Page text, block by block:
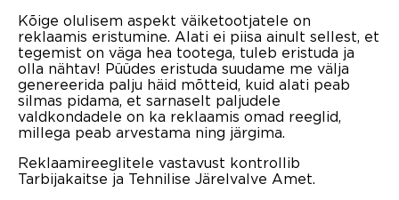
Kõige olulisem aspekt väiketootjatele on
reklaamis eristumine. Alati ei piisa ainult sellest, et
tegemist on väga hea tootega, tuleb eristuda ja
olla nähtav! Püüdes eristuda suudame me välja
genereerida palju häid mõtteid, kuid alati peab
silmas pidama, et sarnaselt paljudele
valdkondadele on ka reklaamis omad reeglid,
millega peab arvestama ning järgima.
Reklaamireeglitele vastavust kontrollib
Tarbijakaitse ja Tehnilise Järelvalve Amet.